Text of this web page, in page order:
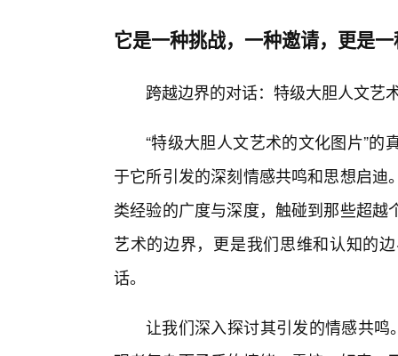
它是一种挑战，一种邀请，更是
跨越边界的对话：特级大胆人文艺
“特级大胆人文艺术的文化图片”
于它所引发的深刻情感共鸣和思想启
类经验的广度与深度，触碰到那些超
艺术的边界，更是我们思维和认知的
话。
让我们深入探讨其引发的情感共鸣